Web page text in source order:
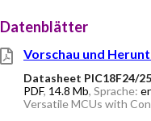
Datenblätter
Vorschau und
Datasheet PIC18F24/
PDF, 14.8 Mb, Sprache:
Versatile MCUs with